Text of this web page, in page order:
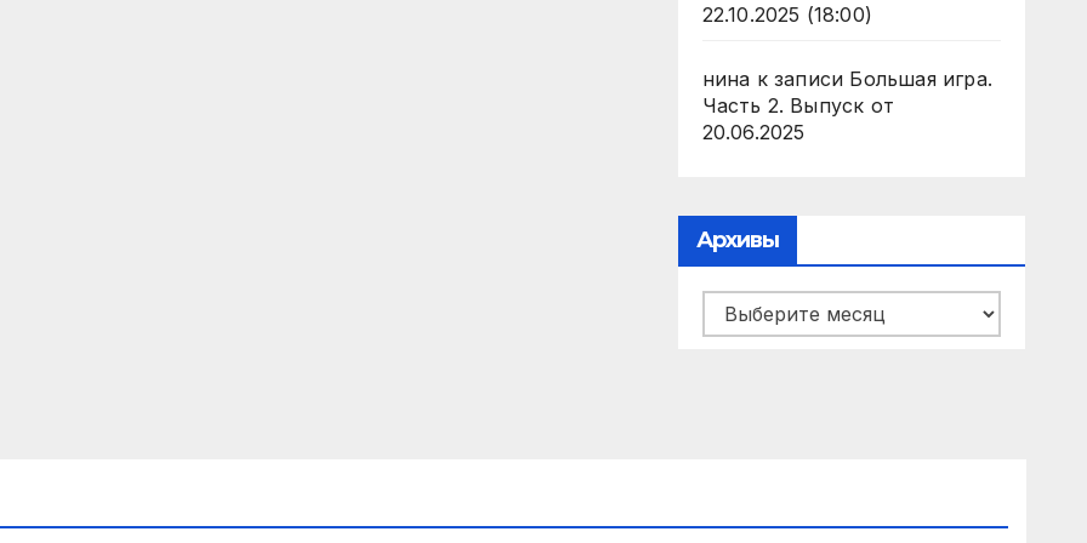
22.10.2025 (18:00)
нина к записи Большая игра.
Часть 2. Выпуск от
20.06.2025
Архивы
Архивы